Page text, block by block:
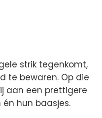
strik tegenkomt,
te bewaren. Op die
aan een prettigere
hun baasjes.